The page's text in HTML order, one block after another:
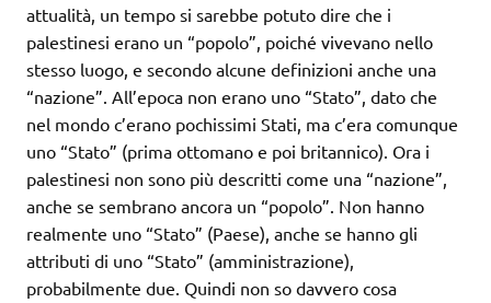
attualità, un tempo si sarebbe potuto dire che i
palestinesi erano un “popolo”, poiché vivevano nello
stesso luogo, e secondo alcune definizioni anche una
“nazione”. All’epoca non erano uno “Stato”, dato che
nel mondo c’erano pochissimi Stati, ma c’era comunque
uno “Stato” (prima ottomano e poi britannico). Ora i
palestinesi non sono più descritti come una “nazione”,
anche se sembrano ancora un “popolo”. Non hanno
realmente uno “Stato” (Paese), anche se hanno gli
attributi di uno “Stato” (amministrazione),
probabilmente due. Quindi non so davvero cosa